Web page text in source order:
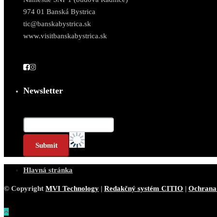
974 01 Banská Bystrica
tic@banskabystrica.sk
www.visitbanskabystrica.sk
Newsletter
Hlavná stránka
© Copyright MVI Technology | Redakčný systém CITIO |